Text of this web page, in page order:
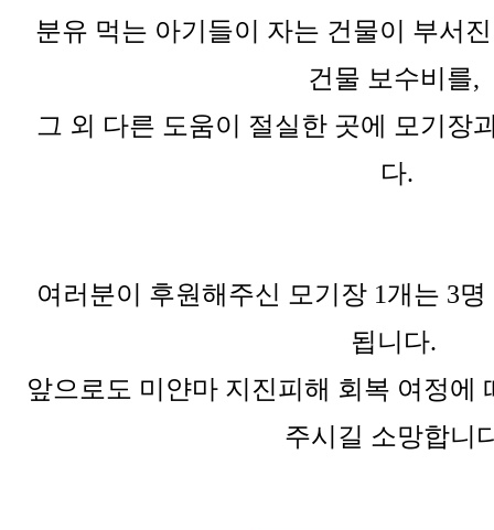
분유 먹는 아기들이 자는 건물이 부서
건물 보수비를,
그 외 다른 도움이 절실한 곳에 모기장
다.
여러분이 후원해주신 모기장 1개는 3
됩니다.
앞으로도 미얀마 지진피해 회복 여정에
주시길 소망합니